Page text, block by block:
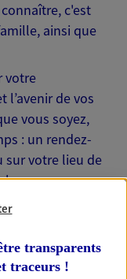
c'est
ainsi que
votre
l’avenir de vos
vous soyez,
: un rendez-
sur votre lieu de
avec
transparents
traceurs !